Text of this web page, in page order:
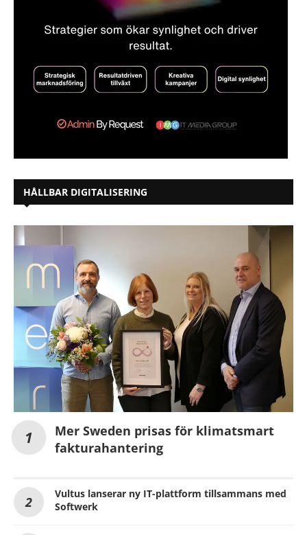
HÅLLBAR DIGITALISERING
Mer Sweden prisas för klimatsmart
fakturahantering
Vultus lanserar ny IT-plattform tillsammans med
Softwerk